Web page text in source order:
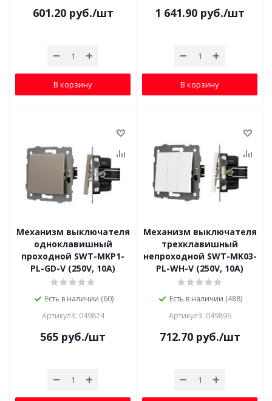
601.20руб./шт
В корзину
1 641.90 руб./шт
В корзину
Механизм выключателя
одноклавишный
проходной SWT-MKP1-
PL-GD-V (250V, 10A)
Есть в наличии (60)
Артикул3: 049874
565 руб./шт
Механизм выключателя
трехклавишный
непроходной SWT-MK03-
PL-WH-V (250V, 10A)
Есть в наличии (488)
Артикул3: 049896
712.70руб./шт